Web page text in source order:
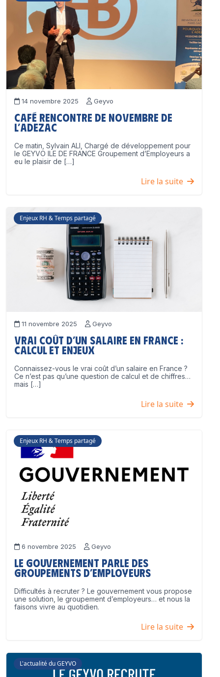
14 novembre 2025 Geyvo
Café Rencontre de Novembre de
l’ADEZAC
Ce matin, Sylvain ALI, Chargé de développement pour
le GEYVO ILE DE FRANCE Groupement d’Employeurs a
eu le plaisir de […]
Lire la suite
Enjeux RH & Temps partagé
11 novembre 2025 Geyvo
Vrai coût d’un salaire en France :
calcul et enjeux
Connaissez-vous le vrai coût d’un salaire en France ?
Ce n’est pas qu’une question de calcul et de chiffres…
mais […]
Lire la suite
Enjeux RH & Temps partagé
6 novembre 2025 Geyvo
Le Gouvernement parle des
groupements d’employeurs
Difficultés à recruter ? Le gouvernement vous propose
une solution, le groupement d’employeurs… et nous la
faisons vivre au quotidien.
Lire la suite
L'actualité du GEYVO